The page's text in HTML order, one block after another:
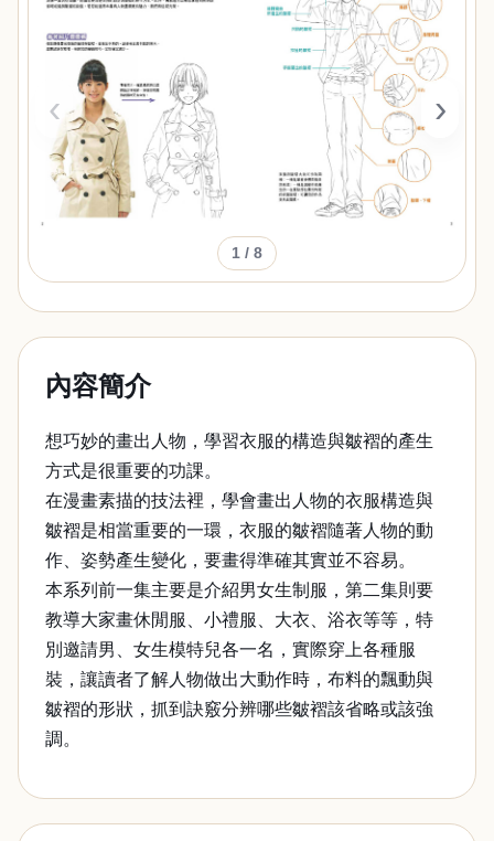
‹ ›
1 / 8
內容簡介
想巧妙的畫出人物，學習衣服的構造與皺褶的產生
方式是很重要的功課。
在漫畫素描的技法裡，學會畫出人物的衣服構造與
皺褶是相當重要的一環，衣服的皺褶隨著人物的動
作、姿勢產生變化，要畫得準確其實並不容易。
本系列前一集主要是介紹男女生制服，第二集則要
教導大家畫休閒服、小禮服、大衣、浴衣等等，特
別邀請男、女生模特兒各一名，實際穿上各種服
裝，讓讀者了解人物做出大動作時，布料的飄動與
皺褶的形狀，抓到訣竅分辨哪些皺褶該省略或該強
調。